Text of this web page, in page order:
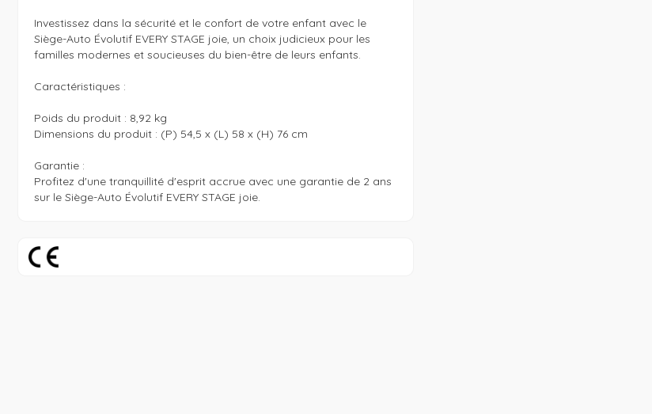
Investissez dans la sécurité et le confort de votre enfant avec le
Siège-Auto Évolutif EVERY STAGE joie, un choix judicieux pour les
familles modernes et soucieuses du bien-être de leurs enfants.
Caractéristiques :
Poids du produit : 8,92 kg
Dimensions du produit : (P) 54,5 x (L) 58 x (H) 76 cm
Garantie :
Profitez d'une tranquillité d'esprit accrue avec une garantie de 2 ans
sur le Siège-Auto Évolutif EVERY STAGE joie.